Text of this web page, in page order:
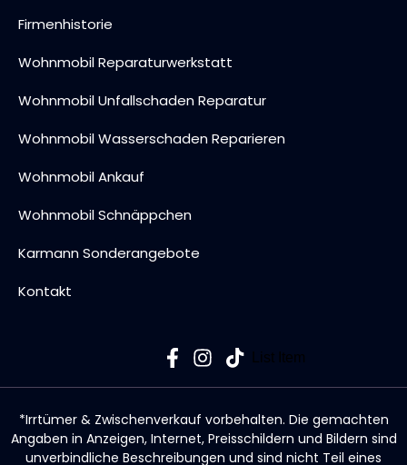
Firmenhistorie
Wohnmobil Reparaturwerkstatt
Wohnmobil Unfallschaden Reparatur
Wohnmobil Wasserschaden Reparieren
Wohnmobil Ankauf
Wohnmobil Schnäppchen
Karmann Sonderangebote
Kontakt
List Item
*Irrtümer & Zwischenverkauf vorbehalten. Die gemachten
Angaben in Anzeigen, Internet, Preisschildern und Bildern sind
unverbindliche Beschreibungen und sind nicht Teil eines